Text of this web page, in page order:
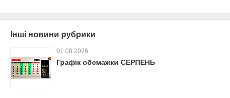
Інші новини рубрики
01.08.2026
Графік обсмажки СЕРПЕНЬ